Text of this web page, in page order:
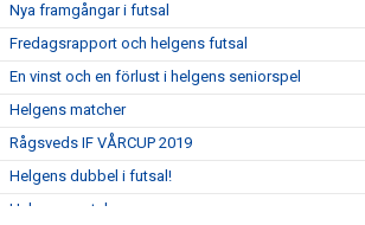
Nya framgångar i futsal
Fredagsrapport och helgens futsal
En vinst och en förlust i helgens seniorspel
Helgens matcher
Rågsveds IF VÅRCUP 2019
Helgens dubbel i futsal!
Helgens matcher